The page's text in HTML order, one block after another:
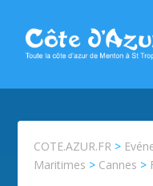
COTE.AZUR.FR >
Maritimes > Cannes >